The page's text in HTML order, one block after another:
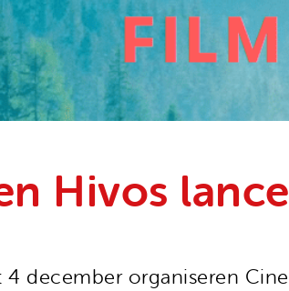
Hivos
4 december organiseren